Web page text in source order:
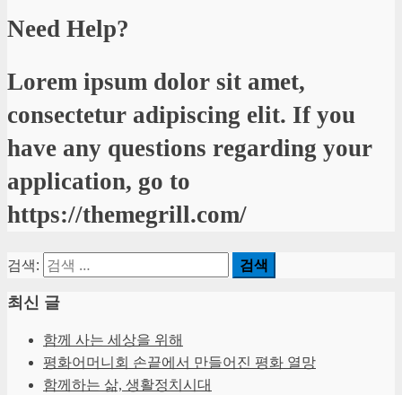
Need Help?
Lorem ipsum dolor sit amet,
consectetur adipiscing elit. If you
have any questions regarding your
application, go to
https://themegrill.com/
검색:
최신 글
함께 사는 세상을 위해
평화어머니회 손끝에서 만들어진 평화 열망
함께하는 삶, 생활정치시대